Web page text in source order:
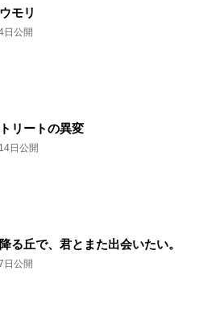
モリ
日公開
リートの異変
日公開
る丘で、君とまた出会いたい。
日公開